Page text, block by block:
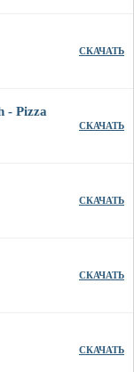
СКАЧАТЬ
- Pizza
СКАЧАТЬ
СКАЧАТЬ
СКАЧАТЬ
СКАЧАТЬ